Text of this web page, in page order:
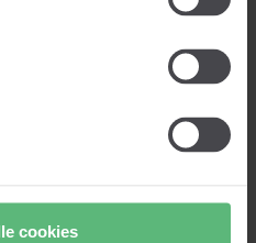
cookies